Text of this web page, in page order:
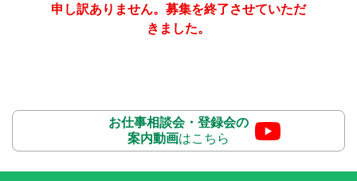
申し訳ありません。募集を終了させていただ
きました。
お仕事相談会・登録会の
案内動画はこちら